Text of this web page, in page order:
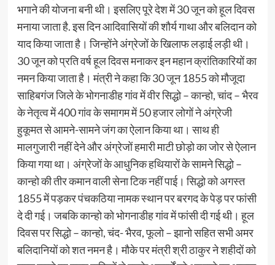
भगाने की योजना बनी थी। इसलिए पूरे देश में 30 जून को हूल दिवस
मनाया जाता है. इस दिन आदिवासियों की शौर्य गाथा और बलिदान को
याद किया जाता है। जिन्होंने अंग्रेजों के खिलाफ लड़ाई लड़ी थी।
30 जून को प्रति वर्ष हूल दिवस मनाकर इन महान क्रांतिकारियों का
नमन किया जाता है। मंत्री ने कहा कि 30 जून 1855 को मौजूदा
साहिबगंज जिले के भोगनाडीह गांव में वीर सिद्धो – कान्हो, चांद – भैरव
के नेतृत्व में 400 गांव के समागम में 50 हजार लोगों ने अंग्रेजी
हुकूमत से आमने-सामने जंग का ऐलान किया था। साथ ही
मालगुजारी नहीं देने और अंग्रेजों हमारी माटी छोड़ो का जोर से ऐलान
किया गया था। अंग्रेजों के आधुनिक हथियारों के सामने सिद्धो –
कान्हो की तीर कमान वाली सेना टिक नहीं पाई। सिद्धो को अगस्त
1855 में पड़कर पंचकठिया नामक स्थान पर बरगद के पेड़ पर फांसी
दे दी गई। जबकि कान्हो को भोगनाडीह गांव में फांसी दी गई थी। हूल
दिवस पर सिद्धो – कान्हो, चंद- भैरव, फूलो – झानो सहित सभी अमर
बलिदानियों को शत नमन है। मौके पर मंत्री श्री ठाकुर ने शहीदों को